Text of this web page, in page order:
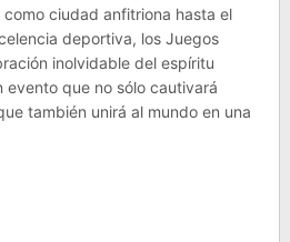
ciudad anfitriona hasta el
deportiva, los Juegos
inolvidable del espíritu
evento que no sólo cautivará
también unirá al mundo en una